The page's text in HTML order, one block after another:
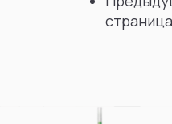
страница